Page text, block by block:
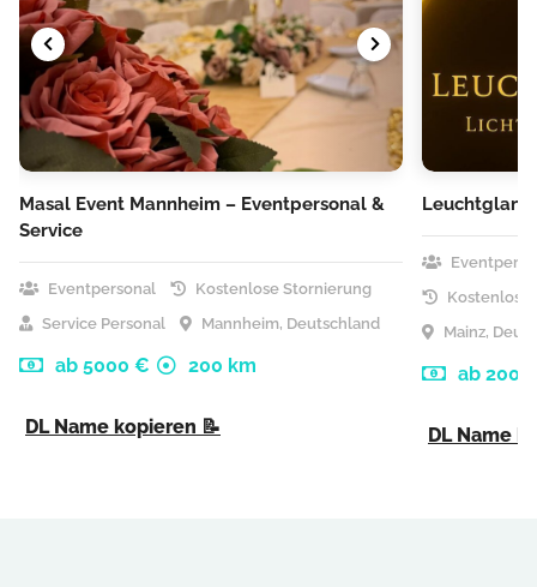
Masal Event Mannheim – Eventpersonal &
Service
Eventpersonal
Kostenlose Stornierung
Service Personal
Mannheim, Deutschland
ab 5000 € 200 km
DL Name kopieren 📝
Leuchtglanz
Kostenlose
Mainz,
ab 200
DL Name